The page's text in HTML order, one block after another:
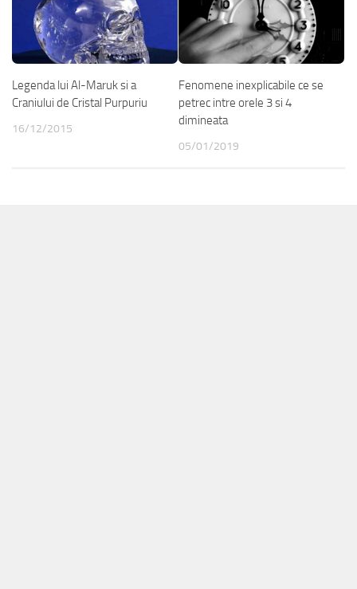
Legenda lui Al-Maruk si a
Craniului de Cristal Purpuriu
16/12/2015
Fenomene inexplicabile ce se
petrec intre orele 3 si 4
dimineata
05/01/2019